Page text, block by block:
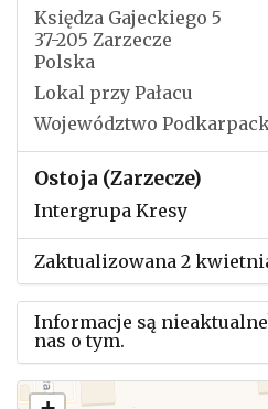
Księdza Gajeckiego 5
37-205 Zarzecze
Polska
Lokal przy Pałacu
Województwo
Ostoja (Zarzecze)
Intergrupa Kresy
Zaktualizowana 2
Informacje są
nas o tym.
Użyj tego formularza aby